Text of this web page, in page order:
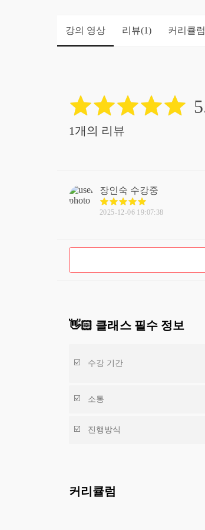
강의 영상 리뷰(1) 커리큘럼
1개의 리뷰
장인숙 수강중
2025-12-06 19:07:38
👋🏻 클래스 필수 정보
수강 기간
소통
진행방식
커리큘럼